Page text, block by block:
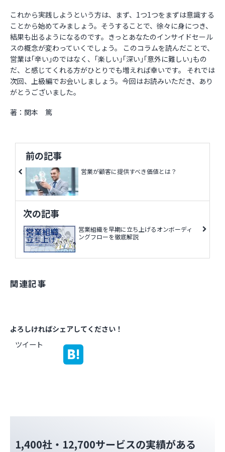
これから実践しようという方は、まず、1つ1つをまずは意識する
ことから始めてみましょう。そうすることで、徐々に身につき、
結果も出るようになるのです。きっとあなたのインサイドセール
スの概念が変わっていくでしょう。 このコラムを読んだことで、
営業は｢辛い｣のではなく、｢楽しい｣｢深い｣｢意外に難しい｣もの
だ、と感じてくれる方がひとりでも増えれば幸いです。 それでは
次回、上級編でお会いしましょう。今回はお読みいただき、あり
がとうございました。
著：関本 篤
前の記事
営業が顧客に提供すべき価値とは？
次の記事
営業組織を早期に立ち上げるオンボーディ
ングフローを徹底解説
関連記事
よろしければシェアしてください！
ツイート
1,400社・12,700サービスの実績がある